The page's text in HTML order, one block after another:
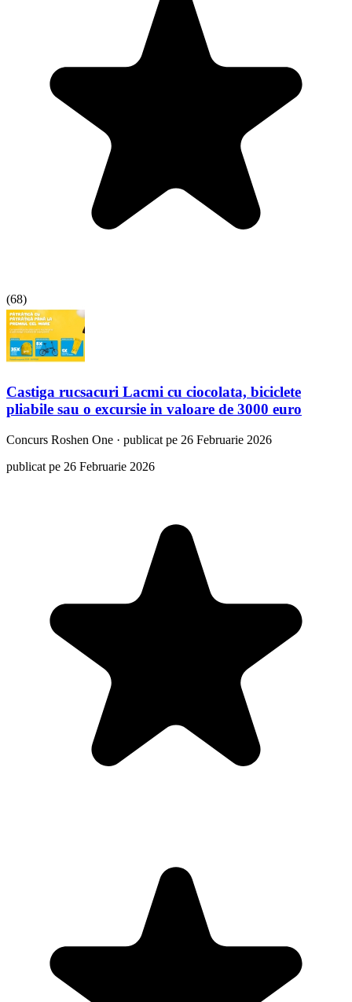
(68)
Castiga rucsacuri Lacmi cu ciocolata, biciclete
pliabile sau o excursie in valoare de 3000 euro
Concurs Roshen One · publicat pe 26 Februarie 2026
publicat pe 26 Februarie 2026